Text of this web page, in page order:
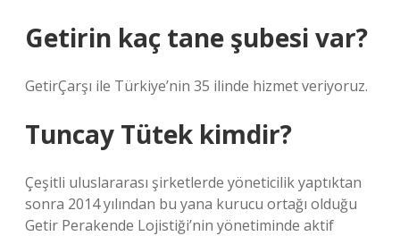
Getirin kaç tane şubesi var?
GetirÇarşı ile Türkiye’nin 35 ilinde hizmet veriyoruz.
Tuncay Tütek kimdir?
Çeşitli uluslararası şirketlerde yöneticilik yaptıktan
sonra 2014 yılından bu yana kurucu ortağı olduğu
Getir Perakende Lojistiği’nin yönetiminde aktif